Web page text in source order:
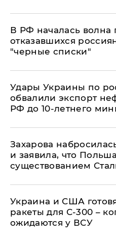
​В РФ началась волна
отказавшихся
"черные списки"
Удары Украины по
обвалили экспорт
РФ до 10-летнего
​Захарова
и заявила, что
существованием
Украина и США
ракеты для С-300 –
ожидаются у ВСУ